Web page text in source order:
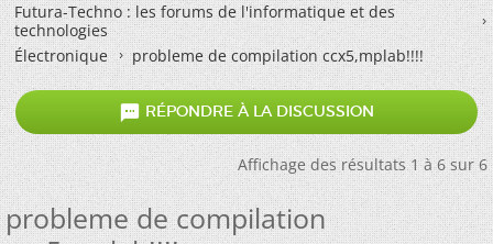
Futura-Techno : les forums de l'informatique et des
technologies
Électronique
probleme de compilation ccx5,mplab!!!!
 RÉPONDRE À LA DISCUSSION
Affichage des résultats 1 à 6 sur 6
probleme de compilation